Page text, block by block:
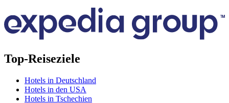
Top-Reiseziele
Hotels in Deutschland
Hotels in den USA
Hotels in Tschechien